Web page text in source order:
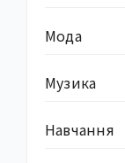
Мода
Музика
Навчання